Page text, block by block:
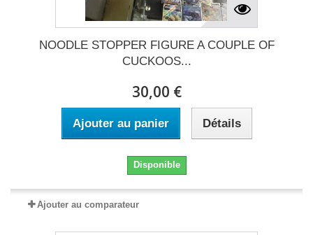
NOODLE STOPPER FIGURE A COUPLE OF
CUCKOOS...
30,00 €
Ajouter au panier Détails
Disponible
Ajouter au comparateur